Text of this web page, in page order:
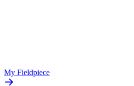
My Fieldpiece